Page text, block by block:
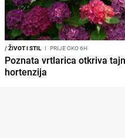
/ŽIVOT I STIL I PRIJE OKO 6H
Poznata vrtlarica otkriva
hortenzija